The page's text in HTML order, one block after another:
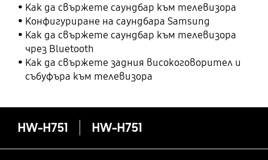
Как да свържете саундбар към телевизора
Конфигуриране на саундбара Samsung
Как да свържете саундбар към телевизора
чрез Bluetooth
Как да свържете задния високоговорител и
събуфъра към телевизора
HW-H751 HW-H751